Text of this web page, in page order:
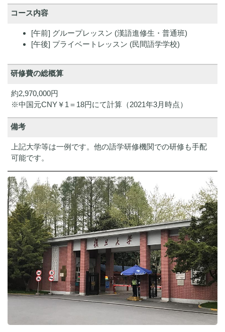
コース内容
[午前] グループレッスン (漢語進修生・普通班)
[午後] プライベートレッスン (民間語学学校)
研修費の総概算
約2,970,000円
※中国元CNY￥1＝18円にて計算（2021年3月時点）
備考
上記大学等は一例です。他の語学研修機関での研修も手配
可能です。